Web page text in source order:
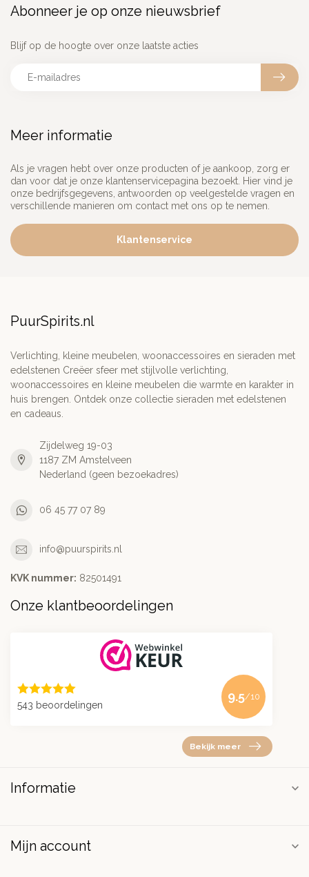
Meer informatie
Als je vragen hebt over onze producten of je aankoop, zorg er
dan voor dat je onze klantenservicepagina bezoekt. Hier vind je
onze bedrijfsgegevens, antwoorden op veelgestelde vragen en
verschillende manieren om contact met ons op te nemen.
Klantenservice
Abonneer je op onze nieuwsbrief
Blijf op de hoogte over onze laatste acties
PuurSpirits.nl
Verlichting, kleine meubelen, woonaccessoires en sieraden met
edelstenen Creëer sfeer met stijlvolle verlichting,
woonaccessoires en kleine meubelen die warmte en karakter in
huis brengen. Ontdek onze collectie sieraden met edelstenen
en cadeaus.
Zijdelweg 19-03
1187 ZM Amstelveen
Nederland (geen bezoekadres)
06 45 77 07 89
info@puurspirits.nl
KVK nummer: 82501491
Onze klantbeoordelingen
543 beoordelingen
9.5/10
Bekijk meer
Informatie
Mijn account